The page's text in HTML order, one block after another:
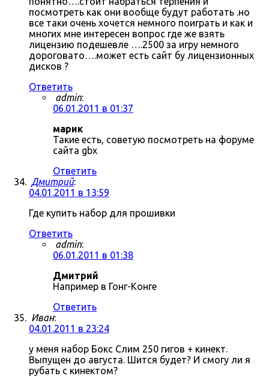
посмотреть как они вообще будут работать .но
все таки очень хочется немного поиграть и как и
многих мне интересен вопрос где же взять
лицензию подешевле ….2500 за игру немного
дороговато….может есть сайт бу лицензионных
дисков ?
Ответить
admin:
06.01.2011 в 01:37
марик
Такие есть, советую посмотреть на форуме
сайта gbx
Ответить
Дмитрий:
04.01.2011 в 13:59
Где купить набор для прошивки
Ответить
admin:
06.01.2011 в 01:38
Дмитрий
Например в Гонг-Конге
Ответить
Иван:
04.01.2011 в 23:24
у меня набор Бокс Слим 250 гигов + кинект.
Выпущен до августа. Шится будет? И смогу ли я
рубать с кинектом?